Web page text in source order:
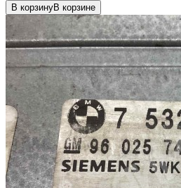
В корзинуВ корзине